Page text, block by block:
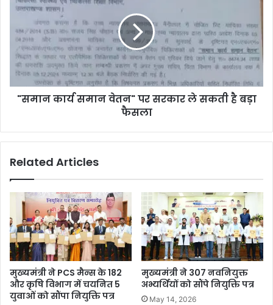
"समान कार्य समान वेतन" पर सरकार ले सकती है बड़ा
फैसला
Related Articles
मुख्यमंत्री ने PCS मैन्स के 182
और कृषि विभाग में चयनित 5
युवाओं को सौंपा नियुक्ति पत्र
मुख्यमंत्री ने 307 नवनियुक्त
अभ्यर्थियों को सौंपे नियुक्ति पत्र
May 14, 2026